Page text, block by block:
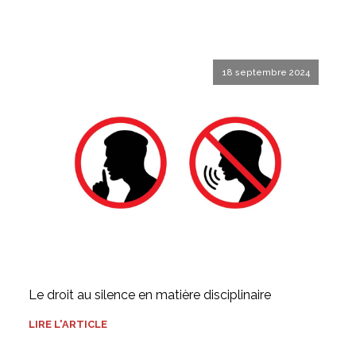
18 septembre 2024
Le droit au silence en matière disciplinaire
LIRE L'ARTICLE